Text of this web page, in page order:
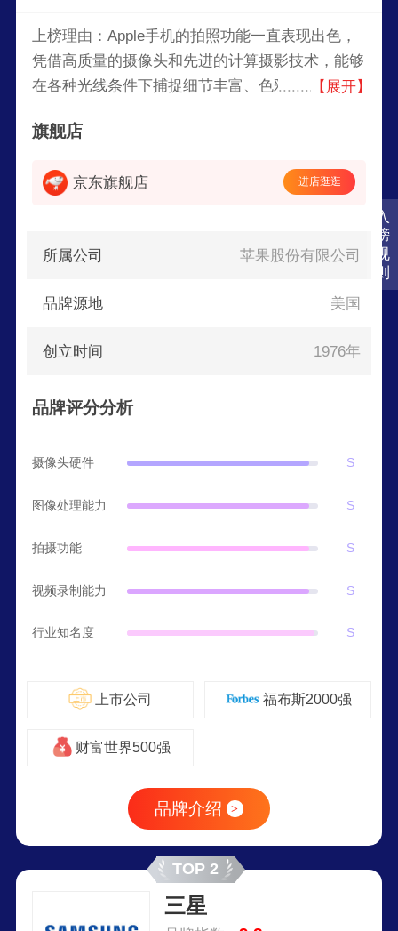
入
榜
规
则
上榜理由：Apple手机的拍照功能一直表现出色，
凭借高质量的摄像头和先进的计算摄影技术，能够
在各种光线条件下捕捉细节丰富、色彩鲜艳的照
能，满足了用户从广角到长焦的多种拍摄需求，提
【展开】
旗舰店
京东旗舰店 进店逛逛
所属公司 苹果股份有限公司
品牌源地 美国
创立时间 1976年
品牌评分分析
摄像头硬件 S
图像处理能力 S
拍摄功能 S
视频录制能力 S
行业知名度 S
上市公司 福布斯2000强
财富世界500强
品牌介绍 >
TOP 2
三星